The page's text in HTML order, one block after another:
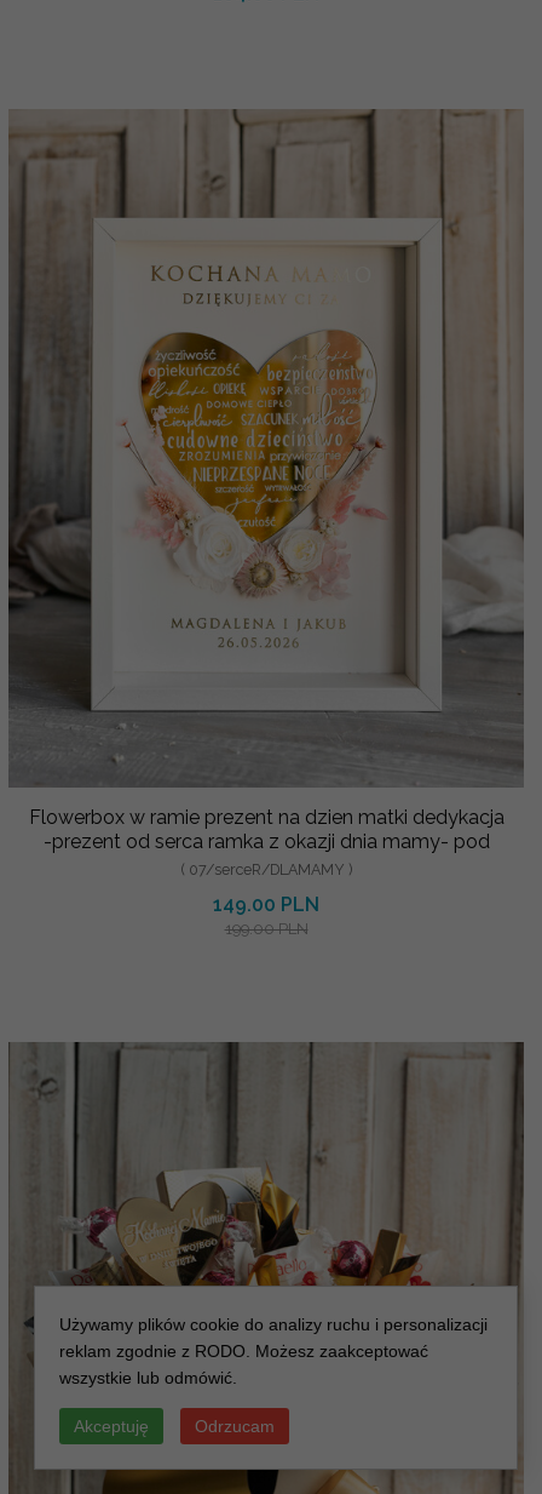
Flowerbox w ramie prezent na dzien matki dedykacja
-prezent od serca ramka z okazji dnia mamy- pod
( 07/serceR/DLAMAMY )
149.00 PLN
199.00 PLN
Używamy plików cookie do analizy ruchu i personalizacji
reklam zgodnie z RODO. Możesz zaakceptować
wszystkie lub odmówić.
Akceptuję Odrzucam